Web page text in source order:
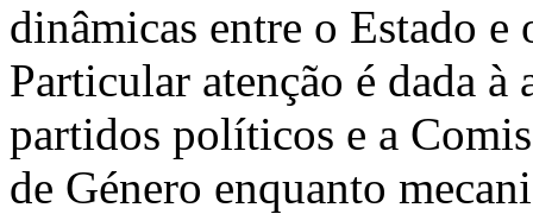
dinâmicas entre o Estado
Particular atenção é dada à
partidos políticos e a
de Género enquanto